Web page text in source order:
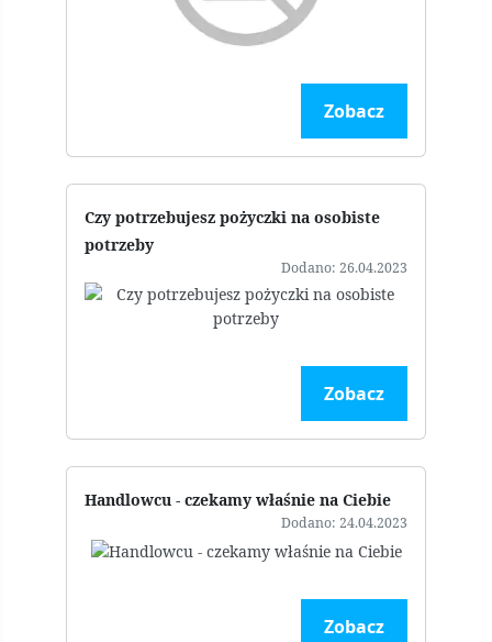
Zobacz
Czy potrzebujesz pożyczki na osobiste
potrzeby
Dodano: 26.04.2023
Zobacz
Handlowcu - czekamy właśnie na Ciebie
Dodano: 24.04.2023
Zobacz